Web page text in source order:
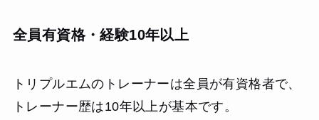
全員有資格・経験10年以上
トリプルエムのトレーナーは全員が有資格者で、
トレーナー歴は10年以上が基本です。